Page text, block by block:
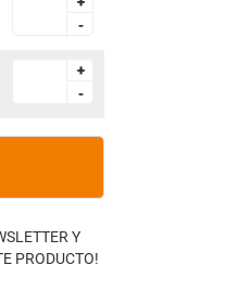
-
-
+
-
+
-
Y
PRODUCTO!